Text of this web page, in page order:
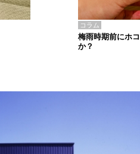
コラム
梅雨時期前にホ
か？